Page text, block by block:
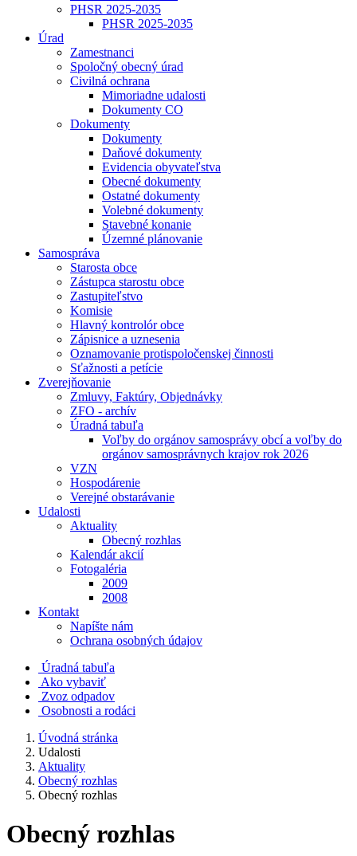
PHSR 2025-2035
PHSR 2025-2035
Úrad
Zamestnanci
Spoločný obecný úrad
Civilná ochrana
Mimoriadne udalosti
Dokumenty CO
Dokumenty
Dokumenty
Daňové dokumenty
Evidencia obyvateľstva
Obecné dokumenty
Ostatné dokumenty
Volebné dokumenty
Stavebné konanie
Územné plánovanie
Samospráva
Starosta obce
Zástupca starostu obce
Zastupiteľstvo
Komisie
Hlavný kontrolór obce
Zápisnice a uznesenia
Oznamovanie protispoločenskej činnosti
Sťažnosti a petície
Zverejňovanie
Zmluvy, Faktúry, Objednávky
ZFO - archív
Úradná tabuľa
Voľby do orgánov samosprávy obcí a voľby do
orgánov samosprávnych krajov rok 2026
VZN
Hospodárenie
Verejné obstarávanie
Udalosti
Aktuality
Obecný rozhlas
Kalendár akcií
Fotogaléria
2009
2008
Kontakt
Napíšte nám
Ochrana osobných údajov
Úradná tabuľa
Ako vybaviť
Zvoz odpadov
Osobnosti a rodáci
Úvodná stránka
Udalosti
Aktuality
Obecný rozhlas
Obecný rozhlas
Obecný rozhlas